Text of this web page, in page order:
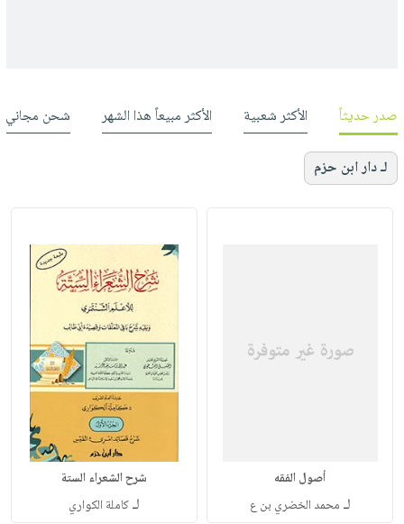
صدر حديثاً الأكثر شعبية الأكثر مبيعاً هذا الشهر شحن مجاني
لـ دار ابن حزم
أصول الفقه
لـ محمد الخضري بن ع
شرح الشعراء الستة
لـكاملة الكواري